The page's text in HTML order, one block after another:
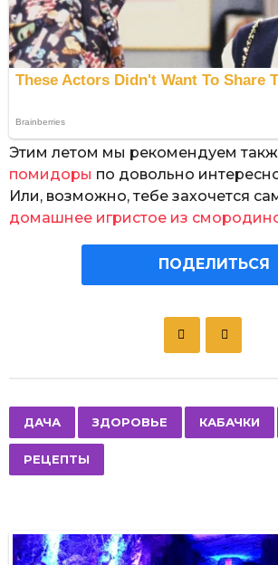
Этим летом мы рекомендуем
помидоры по довольно
Или, возможно, тебе захочется
домашнее игристое из
ПОДЕЛИТЬСЯ
a
g
a
ДАЧА ЗДОРОВЬЕ КАБАЧКИ
РЕЦЕПТЫ